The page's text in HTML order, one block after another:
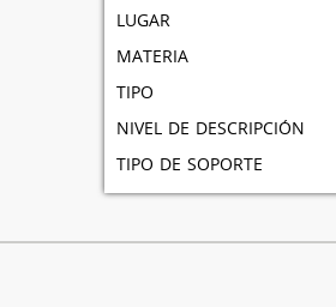
lugar
materia
tipo
nivel de descripción
tipo de soporte